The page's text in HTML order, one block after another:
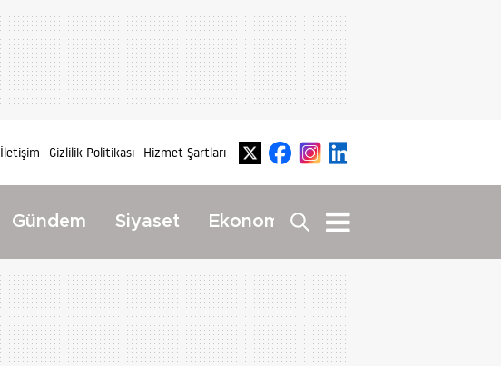
İletişim Gizlilik Politikası Hizmet Şartları
Gündem Siyaset Ekonomi Yaşam